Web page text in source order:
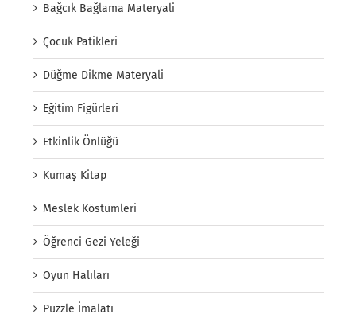
Bağcık Bağlama Materyali
Çocuk Patikleri
Düğme Dikme Materyali
Eğitim Figürleri
Etkinlik Önlüğü
Kumaş Kitap
Meslek Köstümleri
Öğrenci Gezi Yeleği
Oyun Halıları
Puzzle İmalatı